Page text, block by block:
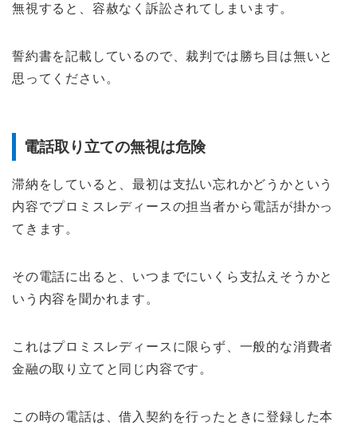
無視すると、容赦なく訴訟されてしまいます。
誓約書を記載しているので、裁判では勝ち目は無いと
思ってください。
電話取り立ての無視は危険
滞納をしていると、最初は支払い忘れかどうかという
内容でプロミスレディースの担当者から電話が掛かっ
てきます。
その電話に出ると、いつまでにいくら支払えそうかと
いう内容を聞かれます。
これはプロミスレディースに限らず、一般的な消費者
金融の取り立てと同じ内容です。
この時の電話は、借入契約を行ったときに登録した本